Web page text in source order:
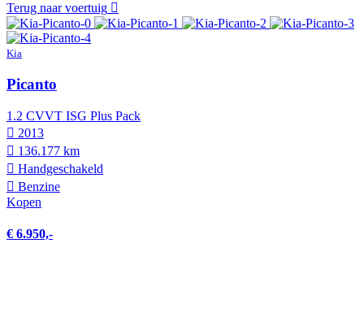
Terug naar voertuig
Kia
Picanto
1.2 CVVT ISG Plus Pack
2013
136.177 km
Hand­geschakeld
Benzine
Kopen
€ 6.950,-